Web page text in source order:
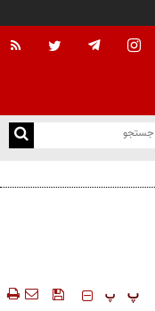
‍‍‍ پ پ